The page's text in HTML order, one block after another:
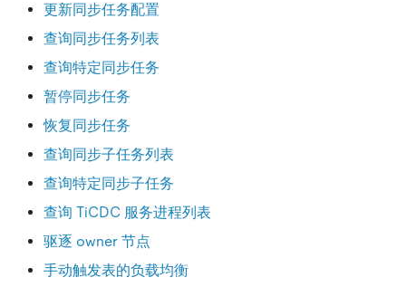
更新同步任务配置
查询同步任务列表
查询特定同步任务
暂停同步任务
恢复同步任务
查询同步子任务列表
查询特定同步子任务
查询 TiCDC 服务进程列表
驱逐 owner 节点
手动触发表的负载均衡